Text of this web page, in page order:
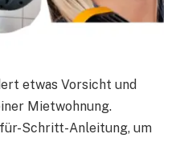
etwas Vorsicht und
Mietwohnung.
Schritt-Anleitung, um